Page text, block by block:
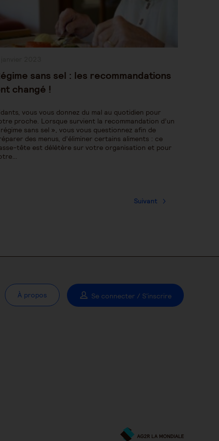
sans sel : les recommandations
changé !
vous vous donnez du mal au quotidien pour
proche. Lorsque survient la recommandation d’un
sans sel », vous vous questionnez afin de
des menus, d’éliminer certains aliments : ce
tête est délétère sur votre organisation et pour
Suivant
À propos Se connecter / S'inscrire